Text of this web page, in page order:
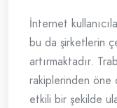
İnternet
bu da şirketlerin
artırmaktadır.
rakiplerinden öne
etkili bir şekilde